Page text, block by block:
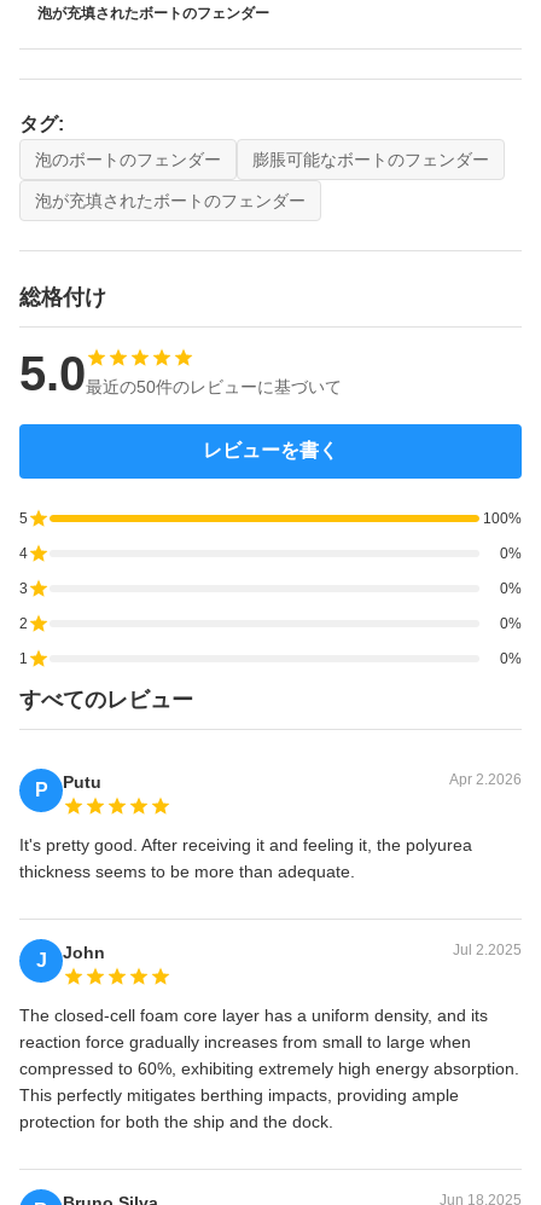
泡が充填されたボートのフェンダー
タグ:
泡のボートのフェンダー 膨脹可能なボートのフェンダー
泡が充填されたボートのフェンダー
総格付け
5.0最近の50件のレビューに基づいて
レビューを書く
5 100%
4 0%
3 0%
2 0%
1 0%
すべてのレビュー
P Putu Apr 2.2026
It's pretty good. After receiving it and feeling it, the polyurea
thickness seems to be more than adequate.
J John Jul 2.2025
The closed-cell foam core layer has a uniform density, and its
reaction force gradually increases from small to large when
compressed to 60%, exhibiting extremely high energy absorption.
This perfectly mitigates berthing impacts, providing ample
protection for both the ship and the dock.
Jun 18.2025